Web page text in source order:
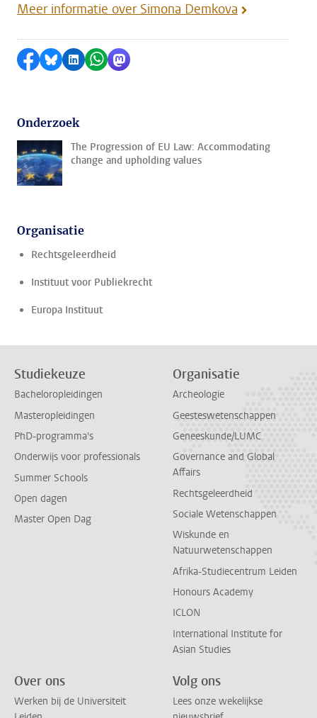
Meer informatie over Simona Demkova
Delen op Facebook
Delen via Bluesky
Delen op LinkedIn
Delen via WhatsApp
Delen via Mastodon
Onderzoek
The Progression of EU Law: Accommodating
change and upholding values
Organisatie
Rechtsgeleerdheid
Instituut voor Publiekrecht
Europa Instituut
Studiekeuze
Bacheloropleidingen
Masteropleidingen
PhD-programma's
Onderwijs voor professionals
Summer Schools
Open dagen
Master Open Dag
Organisatie
Archeologie
Geesteswetenschappen
Geneeskunde/LUMC
Governance and Global
Affairs
Rechtsgeleerdheid
Sociale Wetenschappen
Wiskunde en
Natuurwetenschappen
Afrika-Studiecentrum Leiden
Honours Academy
ICLON
International Institute for
Asian Studies
Over ons
Werken bij de Universiteit
Volg ons
Lees onze wekelijkse